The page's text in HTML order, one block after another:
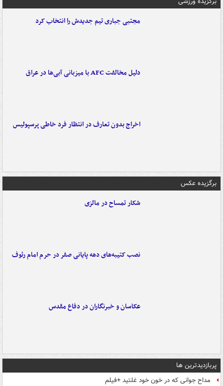
مجتبی جباری تیم جدیدش را انتخاب کرد
دلیل مخالفت AFC با میزبانی آبی‌ها در عراق
اخراج بدون تعارف در انتظار فرد خاطی پرسپولیس
برگزیده عکس
شکار تمساح در مالزی
نصب کتیبه‌های دهه پایانی صفر در حرم امام رئوف
عکاسان و خبرنگاران در دفاع مقدس
پربازدیدترین ها
مداح جوانی که در خون خود غلتید +فیلم